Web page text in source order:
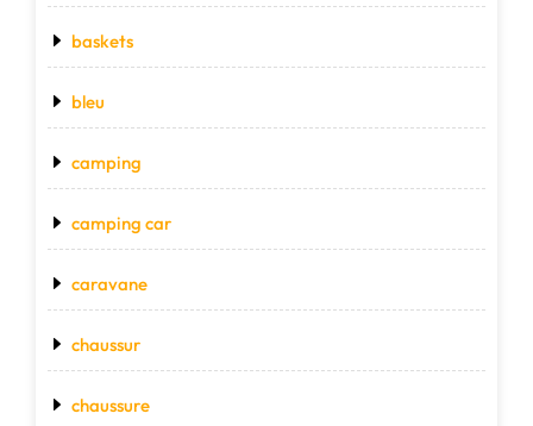
baskets
bleu
camping
camping car
caravane
chaussur
chaussure